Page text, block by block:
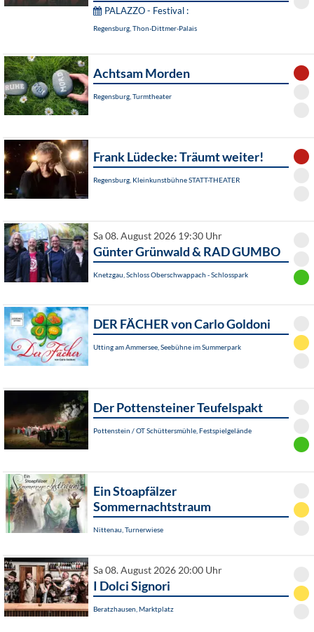
PALAZZO - Festival :
Regensburg, Thon-Dittmer-Palais
Achtsam Morden
Regensburg, Turmtheater
Frank Lüdecke: Träumt weiter!
Regensburg, Kleinkunstbühne STATT-THEATER
Sa 08. August 2026 19:30 Uhr
Günter Grünwald & RAD GUMBO
Knetzgau, Schloss Oberschwappach - Schlosspark
DER FÄCHER von Carlo Goldoni
Utting am Ammersee, Seebühne im Summerpark
Der Pottensteiner Teufelspakt
Pottenstein / OT Schüttersmühle, Festspielgelände
Ein Stoapfälzer
Sommernachtstraum
Nittenau, Turnerwiese
Sa 08. August 2026 20:00 Uhr
I Dolci Signori
Beratzhausen, Marktplatz